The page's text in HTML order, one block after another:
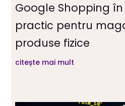
Google Shopping
practic pentru
produse fizice
citește mai mult